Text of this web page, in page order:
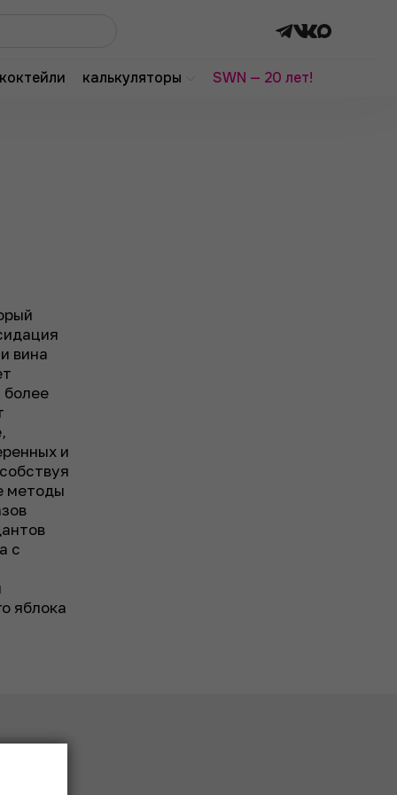
коктейли калькуляторы SWN — 20 лет!
вина
более
и
методы
с
яблока